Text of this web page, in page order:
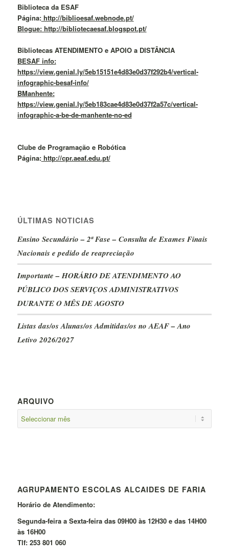
Biblioteca da ESAF
Página:http://biblioesaf.webnode.pt/
Blogue: http://bibliotecaesaf.blogspot.pt/
Bibliotecas ATENDIMENTO e APOIO a DISTÂNCIA
BESAF info:
https://view.genial.ly/5eb15151e4d83e0d37f292b4/vertical-
infographic-besaf-info/
BManhente:
https://view.genial.ly/5eb183cae4d83e0d37f2a57c/vertical-
infographic-a-be-de-manhente-no-ed
Clube de Programação e Robótica
Página:http://cpr.aeaf.edu.pt/
ÚLTIMAS NOTICIAS
Ensino Secundário – 2ª Fase – Consulta de Exames Finais
Nacionais e pedido de reapreciação
Importante – HORÁRIO DE ATENDIMENTO AO
PÚBLICO DOS SERVIÇOS ADMINISTRATIVOS
DURANTE O MÊS DE AGOSTO
Listas das/os Alunas/os Admitidas/os no AEAF – Ano
Letivo 2026/2027
ARQUIVO
AGRUPAMENTO ESCOLAS ALCAIDES DE FARIA
Horário de Atendimento:
Segunda-feira a Sexta-feira das 09H00 às 12H30 e das 14H00
às 16H00
Tlf: 253 801 060